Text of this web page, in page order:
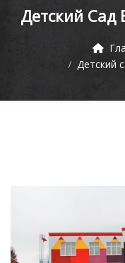
Детский Сад
Детский